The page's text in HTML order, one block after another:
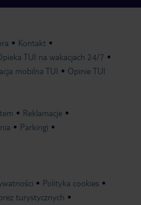
Kontakt
TUI na wakacjach 24/7
mobilna TUI Opinie TUI
Reklamacje
Parkingi
Polityka cookies
turystycznych